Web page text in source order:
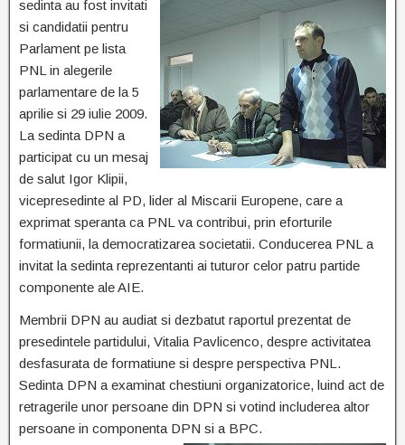
sedinta au fost invitati
si candidatii pentru
Parlament pe lista
PNL in alegerile
parlamentare de la 5
aprilie si 29 iulie 2009.
La sedinta DPN a
participat cu un mesaj
de salut Igor Klipii,
vicepresedinte al PD, lider al Miscarii Europene, care a
exprimat speranta ca PNL va contribui, prin eforturile
formatiunii, la democratizarea societatii. Conducerea PNL a
invitat la sedinta reprezentanti ai tuturor celor patru partide
componente ale AIE.
Membrii DPN au audiat si dezbatut raportul prezentat de
presedintele partidului, Vitalia Pavlicenco, despre activitatea
desfasurata de formatiune si despre perspectiva PNL.
Sedinta DPN a examinat chestiuni organizatorice, luind act de
retragerile unor persoane din DPN si votind includerea altor
persoane in componenta DPN si a BPC.